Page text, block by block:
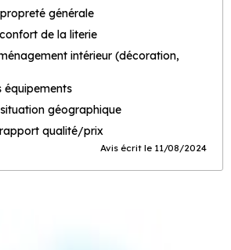
générale
de la literie
intérieur (décoration,
équipements
géographique
qualité/prix
Avis écrit le 11/08/2024